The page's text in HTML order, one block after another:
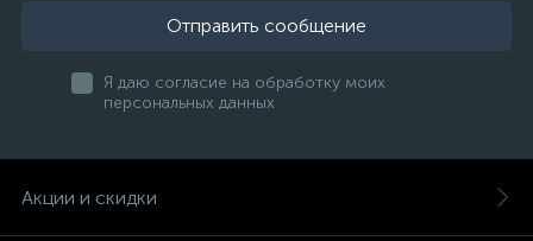
Отправить сообщение
Я даю согласие на обработку моих
персональных данных
Акции и скидки